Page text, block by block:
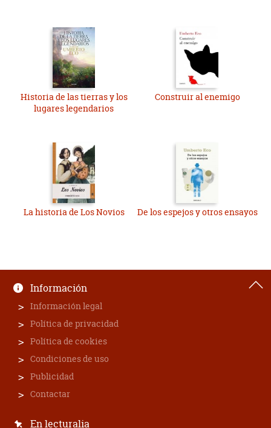
Historia de las tierras y los
lugares legendarios
Construir al enemigo
La historia de Los Novios De los espejos y otros ensayos
Información
Información legal
Política de privacidad
Política de cookies
Condiciones de uso
Publicidad
Contactar
En lecturalia